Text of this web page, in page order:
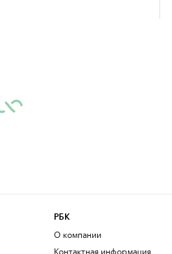
РБК
О компании
Контактная информация